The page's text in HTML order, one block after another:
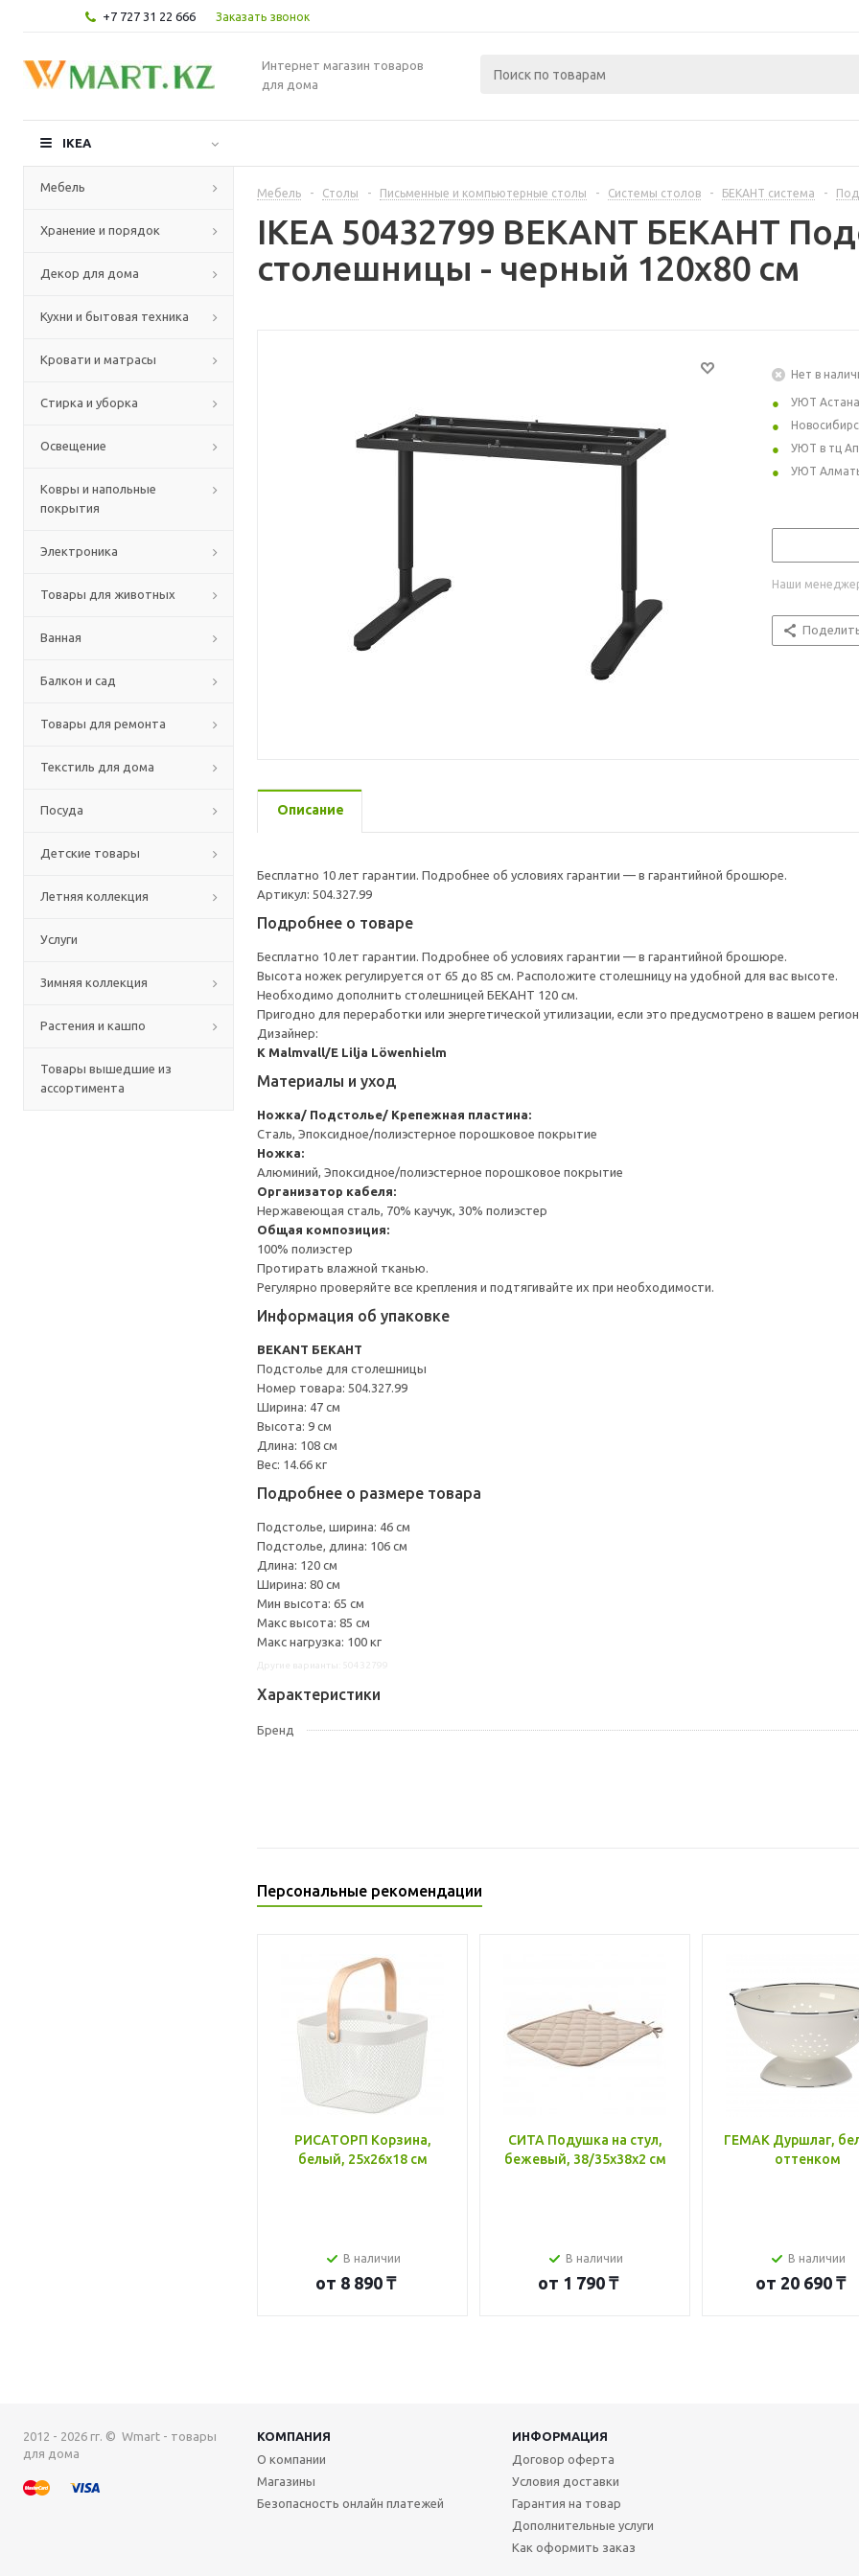
+7 727 31 22 666 Заказать звонок
Интернет магазин товаров
для дома
IKEA
Мебель
Хранение и порядок
Декор для дома
Кухни и бытовая техника
Кровати и матрасы
Стирка и уборка
Освещение
Ковры и напольные
покрытия
Электроника
Товары для животных
Ванная
Балкон и сад
Товары для ремонта
Текстиль для дома
Посуда
Детские товары
Летняя коллекция
Услуги
Зимняя коллекция
Растения и кашпо
Товары вышедшие из
ассортимента
Мебель - Столы - Письменные и компьютерные столы - Системы столов - БЕКАНТ система -
IKEA 50432799 BEKANT БЕКАНТ
столешницы - черный 120x80 см
Нет в
УЮТ Астана
УЮТ в тц
УЮТ
Наши
Описание
Бесплатно 10 лет гарантии. Подробнее об условиях гарантии — в гарантийной брошюре.
Артикул: 504.327.99
Подробнее о товаре
Бесплатно 10 лет гарантии. Подробнее об условиях гарантии — в гарантийной брошюре.
Высота ножек регулируется от 65 до 85 см. Расположите столешницу на удобной для вас высоте.
Необходимо дополнить столешницей БЕКАНТ 120 см.
Пригодно для переработки или энергетической утилизации, если это предусмотрено в вашем
Дизайнер:
K Malmvall/E Lilja Löwenhielm
Материалы и уход
Ножка/ Подстолье/ Крепежная пластина:
Сталь, Эпоксидное/полиэстерное порошковое покрытие
Ножка:
Алюминий, Эпоксидное/полиэстерное порошковое покрытие
Организатор кабеля:
Нержавеющая сталь, 70% каучук, 30% полиэстер
Общая композиция:
100% полиэстер
Протирать влажной тканью.
Регулярно проверяйте все крепления и подтягивайте их при необходимости.
Информация об упаковке
BEKANT БЕКАНТ
Подстолье для столешницы
Номер товара: 504.327.99
Ширина: 47 см
Высота: 9 см
Длина: 108 см
Вес: 14.66 кг
Подробнее о размере товара
Подстолье, ширина: 46 см
Подстолье, длина: 106 см
Длина: 120 см
Ширина: 80 см
Мин высота: 65 см
Макс высота: 85 см
Макс нагрузка: 100 кг
Характеристики
Бренд
Персональные рекомендации
РИСАТОРП Корзина,
белый, 25x26x18 см
В наличии
от 8 890 ₸
СИТА Подушка на стул,
бежевый, 38/35x38x2 см
В наличии
от 1 790 ₸
ГЕМАК Дуршлаг,
оттенком
В наличии
от 20 690 ₸
2012 - 2026 гг. © Wmart - товары
для дома
КОМПАНИЯ
ИНФОРМАЦИЯ
О компании
Магазины
Безопасность онлайн платежей
Договор оферта
Условия доставки
Гарантия на товар
Дополнительные услуги
Как оформить заказ